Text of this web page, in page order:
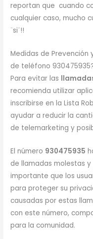
reportan que cuando
cualquier caso, mucho
¨si¨!!
Medidas de Prevención
de teléfono
Para evitar las
recomienda utilizar
inscribirse en la Lista
ayudar a reducir la
de telemarketing y
El número 930475935
de llamadas molestas
importante que los
para proteger su
causadas por estas
con este número,
para la comunidad.